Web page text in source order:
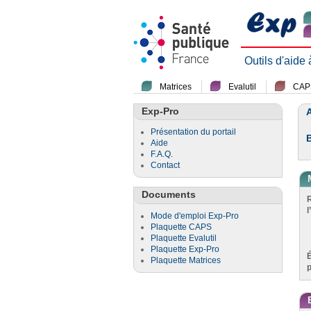
Outils d'aide
Matrices Evalutil
Exp-Pro
Présentation du portail
Aide
F.A.Q.
Contact
Documents
Mode d'emploi Exp-Pro
Plaquette CAPS
Plaquette Evalutil
Plaquette Exp-Pro
Plaquette Matrices